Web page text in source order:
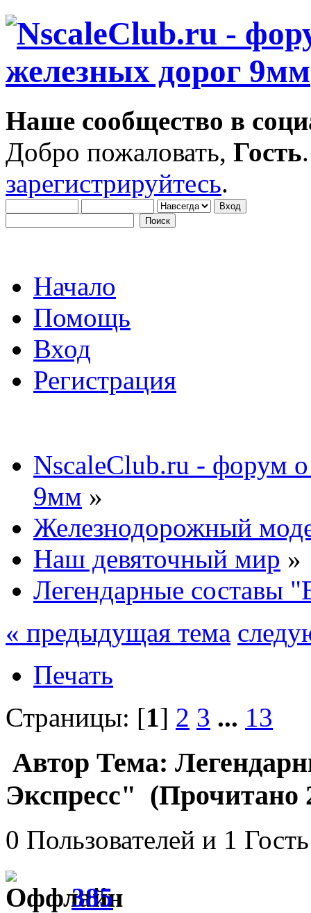
Наше сообщество в
Добро пожаловать, Гость
зарегистрируйтесь.
Начало
Помощь
Вход
Регистрация
NscaleClub.ru - форум
9мм »
Железнодорожный
Наш девяточный мир »
Легендарные составы
« предыдущая тема
Печать
Страницы: [1] 2 3 ... 13
Автор Тема:
Экспресс" (Прочитано
0 Пользователей и 1
385